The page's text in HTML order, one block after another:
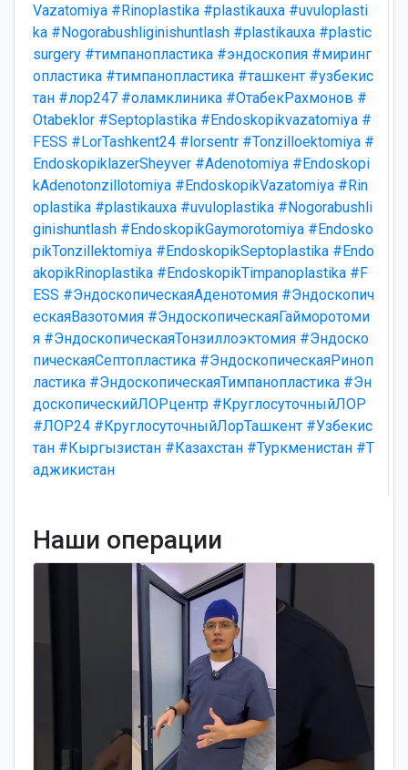
Vazatomiya #Rinoplastika #plastikauxa #uvuloplasti
ka #Nogorabushliginishuntlash #plastikauxa #plastic
surgery #тимпанопластика #эндоскопия #миринг
опластика #тимпанопластика #ташкент #узбекис
тан #лор247 #оламклиника #ОтабекРахмонов #
Otabeklor #Septoplastika #Endoskopikvazatomiya #
FESS #LorTashkent24 #lorsentr #Tonzilloektomiya #
EndoskopiklazerSheyver #Adenotomiya #Endoskopi
kAdenotonzillotomiya #EndoskopikVazatomiya #Rin
oplastika #plastikauxa #uvuloplastika #Nogorabushli
ginishuntlash #EndoskopikGaymorotomiya #Endosko
pikTonzillektomiya #EndoskopikSeptoplastika #Endo
akopikRinoplastika #EndoskopikTimpanoplastika #F
ESS #ЭндоскопическаяАденотомия #Эндоскопич
ескаяВазотомия #ЭндоскопическаяГайморотоми
я #ЭндоскопическаяТонзиллоэктомия #Эндоско
пическаяСептопластика #ЭндоскопическаяРиноп
ластика #ЭндоскопическаяТимпанопластика #Эн
доскопическийЛОРцентр #КруглосуточныйЛОР
#ЛОР24 #КруглосуточныйЛорТашкент #Узбекис
тан #Кыргызистан #Казахстан #Туркменистан #Т
аджикистан
Наши операции